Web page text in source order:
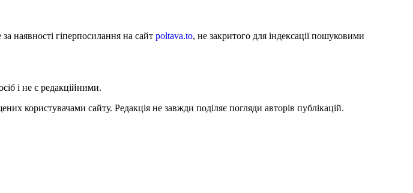
наявності гіперпосилання на сайт poltava.to, не закритого для індексації пошуковими
і не є редакційними.
користувачами сайту. Редакція не завжди поділяє погляди авторів публікацій.